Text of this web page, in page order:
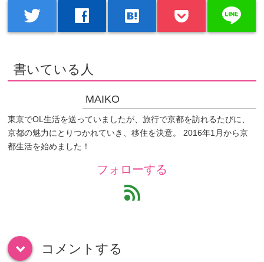
twitter facebook hatenabookmark line
書いている人
MAIKO
東京でOL生活を送っていましたが、旅行で京都を訪れるたびに、
京都の魅力にとりつかれていき、移住を決意。 2016年1月から京
都生活を始めました！
フォローする
feed
down コメントする